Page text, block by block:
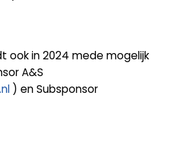
ook in 2024 mede mogelijk
A&S
) en Subsponsor